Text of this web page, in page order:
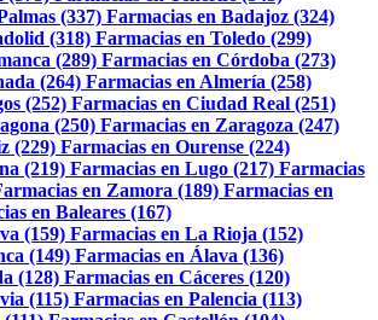
(337) Farmacias en Badajoz (324)
(318) Farmacias en Toledo (299)
(289) Farmacias en Córdoba (273)
(264) Farmacias en Almería (258)
(252) Farmacias en Ciudad Real (251)
(250) Farmacias en Zaragoza (247)
(229) Farmacias en Ourense (224)
(219) Farmacias en Lugo (217) Farmacias
en Zamora (189) Farmacias en
en Baleares (167)
(159) Farmacias en La Rioja (152)
(149) Farmacias en Álava (136)
(128) Farmacias en Cáceres (120)
(115) Farmacias en Palencia (113)